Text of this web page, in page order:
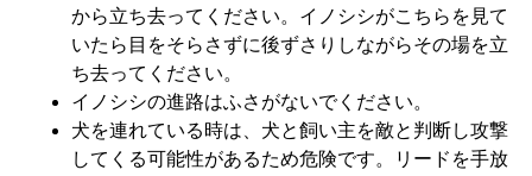
から立ち去ってください。イノシシがこちらを見て
いたら目をそらさずに後ずさりしながらその場を立
ち去ってください。
イノシシの進路はふさがないでください。
犬を連れている時は、犬と飼い主を敵と判断し攻撃
してくる可能性があるため危険です。リードを手放